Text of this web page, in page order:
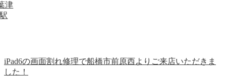
津
iPad6の画面割れ修理で船橋市前原西よりご来店いただきま
した！